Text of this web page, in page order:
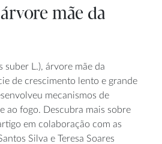
mãe da
suber L.), árvore mãe da
de crescimento lento e grande
mecanismos de
ao fogo. Descubra mais sobre
em colaboração com as
Silva e Teresa Soares